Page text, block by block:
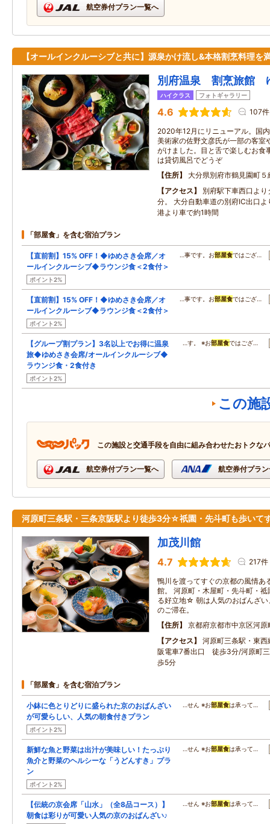
航空券付プラン一覧へ
【オールインクルーシブと共に】源泉かけ流し&本格割烹料理を
別府温泉 割烹旅館
ハイクラス フォトギャラリー
4.6 107件
2020年12月にリニューアル。国
美術家の佐野文彦氏が一部の客室
がけました。目と舌で楽しむお食
は貸切風呂でどうぞ
住所
大分県別府市鶴見園町５
アクセス
別府駅下車西口よ
分。 大分自動車道の別府IC出口
港より車で約1時間
「部屋食」を含む宿泊プラン
【直前割】15% OFF！◆ゆめさき会席／オ
ールインクルーシブ◆ラウンジ食＜2食付＞
ポイント2%
…事です。お部屋食ではござ…
【直前割】15% OFF！◆ゆめさき会席／オ
ールインクルーシブ◆ラウンジ食＜2食付＞
ポイント2%
…事です。お部屋食ではござ…
【グループ割プラン】3名以上でお得に温泉
旅◆ゆめさき会席/オールインクルーシブ◆
ラウンジ食・2食付き
ポイント2%
…す。 ※お部屋食ではござ…
この施
この施設と交通手段を自由に組み合わせたおトクな
航空券付プラン一覧へ 航空券付プラ
河原町三条駅・三条京阪駅より徒歩3分☆祇園・先斗町も歩いて
加茂川館
4.7 217件
鴨川を渡ってすぐの京都の風情あ
館。 河原町・木屋町・先斗町・
る好立地☆ 朝は人気のおばんざ
のご滞在。
住所
京都府京都市中京区河
アクセス
河原町三条駅・東
阪電車7番出口 徒歩3分/河原町
歩5分
「部屋食」を含む宿泊プラン
小鉢に色とりどりに盛られた京のおばんざい
が可愛らしい、人気の朝食付きプラン
ポイント2%
…せん ※お部屋食は承って…
新鮮な魚と野菜は出汁が美味しい！たっぷり
魚介と野菜のヘルシーな「うどんすき」プラ
ン
ポイント2%
…せん ※お部屋食は承って…
【伝統の京会席「山水」（全8品コース）】
朝食は彩りが可愛い人気の京のおばんざい♪
…せん ※お部屋食は承って…